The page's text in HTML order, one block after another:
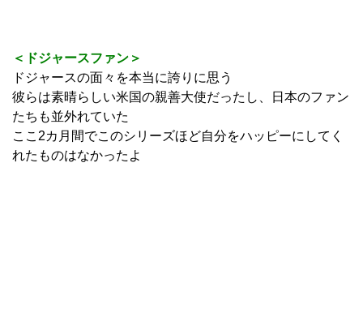
＜ドジャースファン＞
ドジャースの面々を本当に誇りに思う
彼らは素晴らしい米国の親善大使だったし、日本のファン
たちも並外れていた
ここ2カ月間でこのシリーズほど自分をハッピーにしてく
れたものはなかったよ